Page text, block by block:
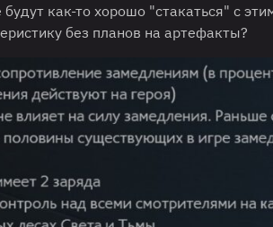
как-то хорошо "стакаться" с
без планов на артефакты?